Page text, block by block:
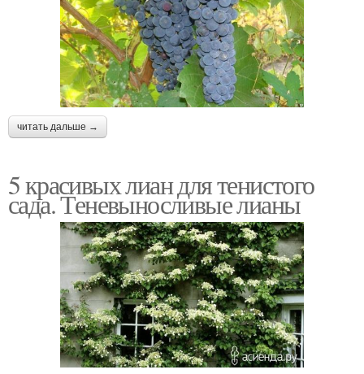
читать дальше →
5 красивых лиан для тенистого
сада. Теневыносливые лианы